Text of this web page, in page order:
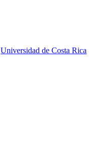
Universidad de Costa Rica